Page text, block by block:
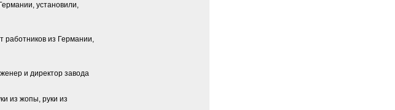
установили,
работников из Германии,
и директор завода
из жопы, руки из